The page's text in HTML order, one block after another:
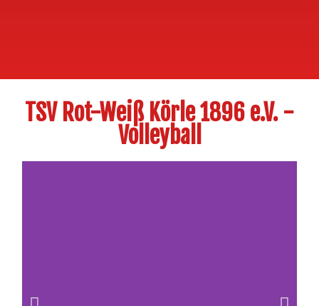
TSV Rot-Weiß Körle 1896 e.V. -
Volleyball